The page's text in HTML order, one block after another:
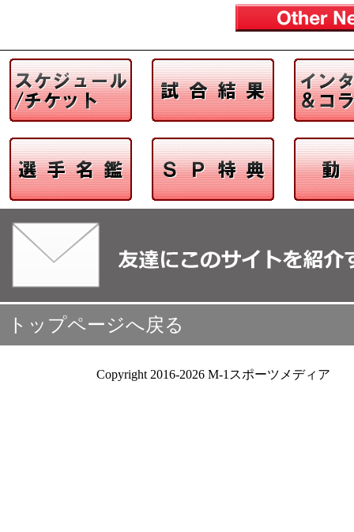
トップページへ戻る
Copyright 2016-2026 M-1スポーツメディア